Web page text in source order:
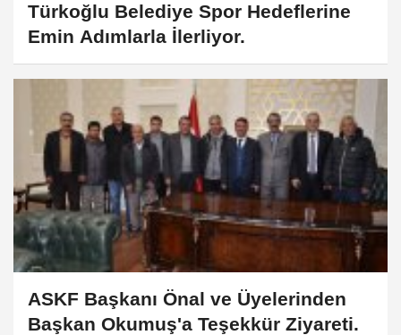
Türkoğlu Belediye Spor Hedeflerine
Emin Adımlarla İlerliyor.
ASKF Başkanı Önal ve Üyelerinden
Başkan Okumuş'a Teşekkür Ziyareti.